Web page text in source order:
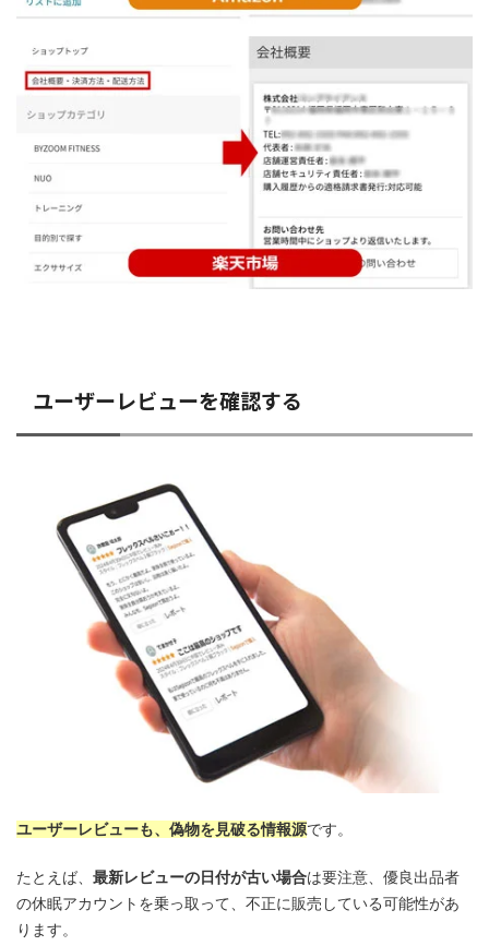
ユーザーレビューを確認する
ユーザーレビューも、偽物を見破る情報源です。
たとえば、 最新レビューの日付が古い場合は要注意、優良出品者
の休眠アカウントを乗っ取って、不正に販売している可能性があ
ります。